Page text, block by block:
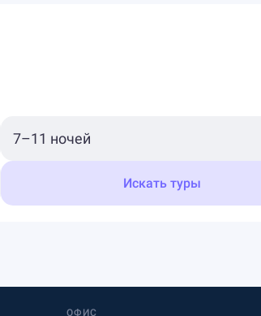
Искать туры
ОФИС